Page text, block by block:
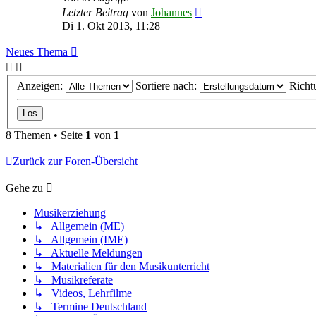
Letzter Beitrag von Johannes
Di 1. Okt 2013, 11:28
Neues Thema
Anzeigen: Sortiere nach:
8 Themen • Seite 1 von 1
Zurück zur Foren-Übersicht
Gehe zu
Musikerziehung
↳ Allgemein (ME)
↳ Allgemein (IME)
↳ Aktuelle Meldungen
↳ Materialien für den Musikunterricht
↳ Musikreferate
↳ Videos, Lehrfilme
↳ Termine Deutschland